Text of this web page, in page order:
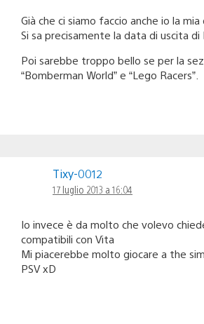
Già che ci siamo faccio anche io la mia
Si sa precisamente la data di uscita di
Poi sarebbe troppo bello se per la
“Bomberman World” e “Lego Racers”.
Tixy-0012
17 luglio 2013 a 16:04
Io invece è da molto che volevo
compatibili con Vita
Mi piacerebbe molto giocare a the
PSV xD